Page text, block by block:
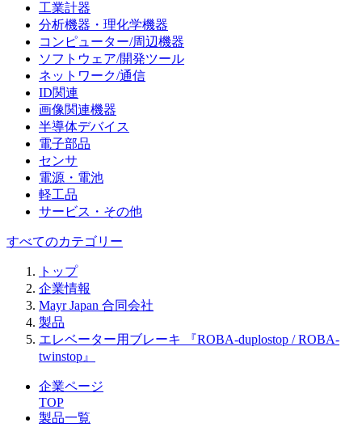
工業計器
分析機器・理化学機器
コンピューター/周辺機器
ソフトウェア/開発ツール
ネットワーク/通信
ID関連
画像関連機器
半導体デバイス
電子部品
センサ
電源・電池
軽工品
サービス・その他
すべてのカテゴリー
トップ
企業情報
Mayr Japan 合同会社
製品
エレベーター用ブレーキ 『ROBA-duplostop / ROBA-
twinstop』
企業ページ
TOP
製品一覧